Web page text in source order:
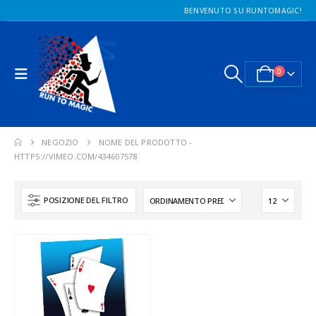
BENVENUTO SU RUNTOMAGIC!
0
NEGOZIO
NOME DEL PRODOTTO -
HTTPS://VIMEO.COM/434607578
POSIZIONE DEL FILTRO